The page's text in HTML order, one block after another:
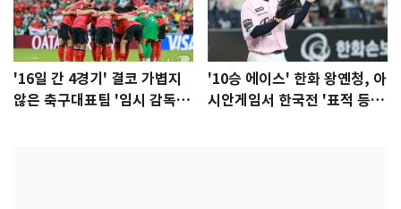
'16일 간 4경기' 결코 가볍지
않은 축구대표팀 '임시 감독'
'10승 에이스' 한화 왕옌청, 아
시안게임서 한국전 '표적 등